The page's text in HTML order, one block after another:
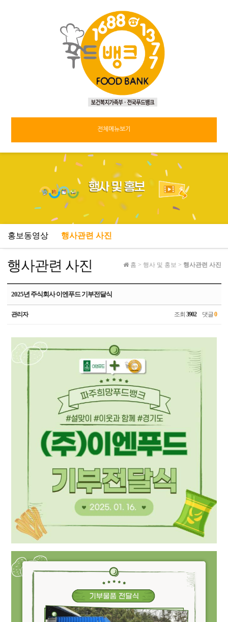
전체메뉴보기
홍보동영상 행사관련 사진
행사관련 사진 홈 > 행사 및 홍보 > 행사관련 사진
2025년 주식회사 이엔푸드 기부전달식
관리자 조회 3902댓글0